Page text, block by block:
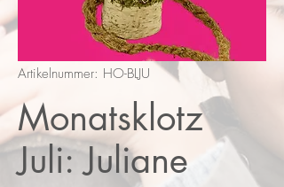
Artikelnummer: HO-BLJU
Monatsklotz
Juli: Juliane